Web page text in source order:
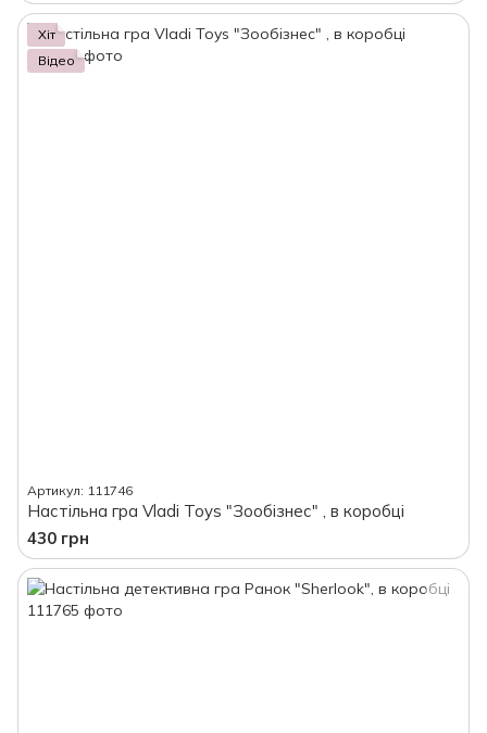
Хіт
Відео
Артикул: 111746
Настільна гра Vladi Toys "Зообізнес" , в коробці
430 грн